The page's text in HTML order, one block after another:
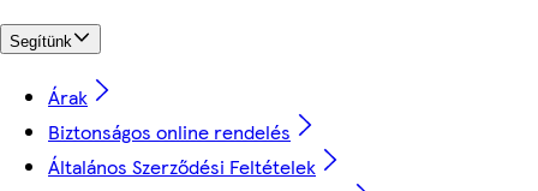
Segítünk
Árak
Biztonságos online rendelés
Általános Szerződési Feltételek